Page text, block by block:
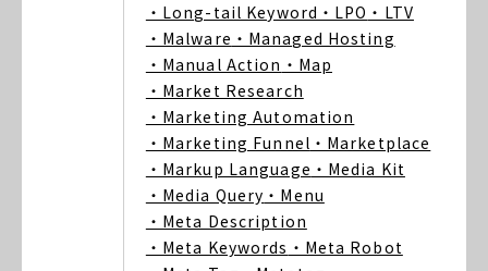
・Long-tail Keyword ・LPO ・LTV
・Malware ・Managed Hosting
・Manual Action ・Map
・Market Research
・Marketing Automation
・Marketing Funnel ・Marketplace
・Markup Language ・Media Kit
・Media Query ・Menu
・Meta Description
・Meta Keywords ・Meta Robot